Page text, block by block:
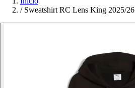
/ Sweatshirt RC Lens King 2025/26